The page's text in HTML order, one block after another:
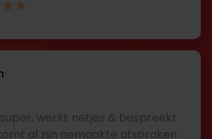
werkt netjes & bespreekt
al zijn gemaakte afspraken